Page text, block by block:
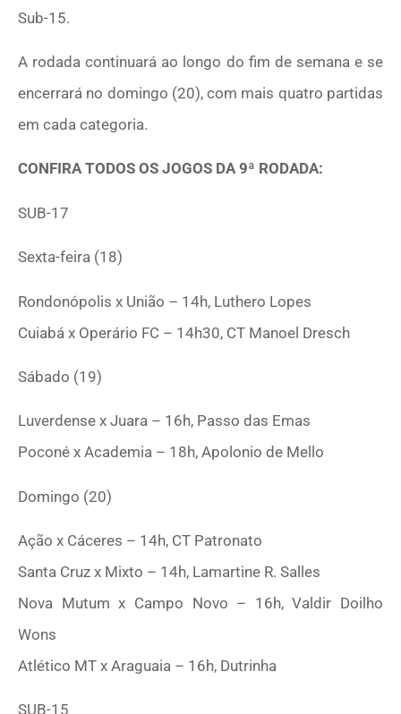
Sub-15.
A rodada continuará ao longo do fim de semana e se
encerrará no domingo (20), com mais quatro partidas
em cada categoria.
CONFIRA TODOS OS JOGOS DA 9ª RODADA:
SUB-17
Sexta-feira (18)
Rondonópolis x União – 14h, Luthero Lopes
Cuiabá x Operário FC – 14h30, CT Manoel Dresch
Sábado (19)
Luverdense x Juara – 16h, Passo das Emas
Poconé x Academia – 18h, Apolonio de Mello
Domingo (20)
Ação x Cáceres – 14h, CT Patronato
Santa Cruz x Mixto – 14h, Lamartine R. Salles
Nova Mutum x Campo Novo – 16h, Valdir Doilho
Wons
Atlético MT x Araguaia – 16h, Dutrinha
SUB-15